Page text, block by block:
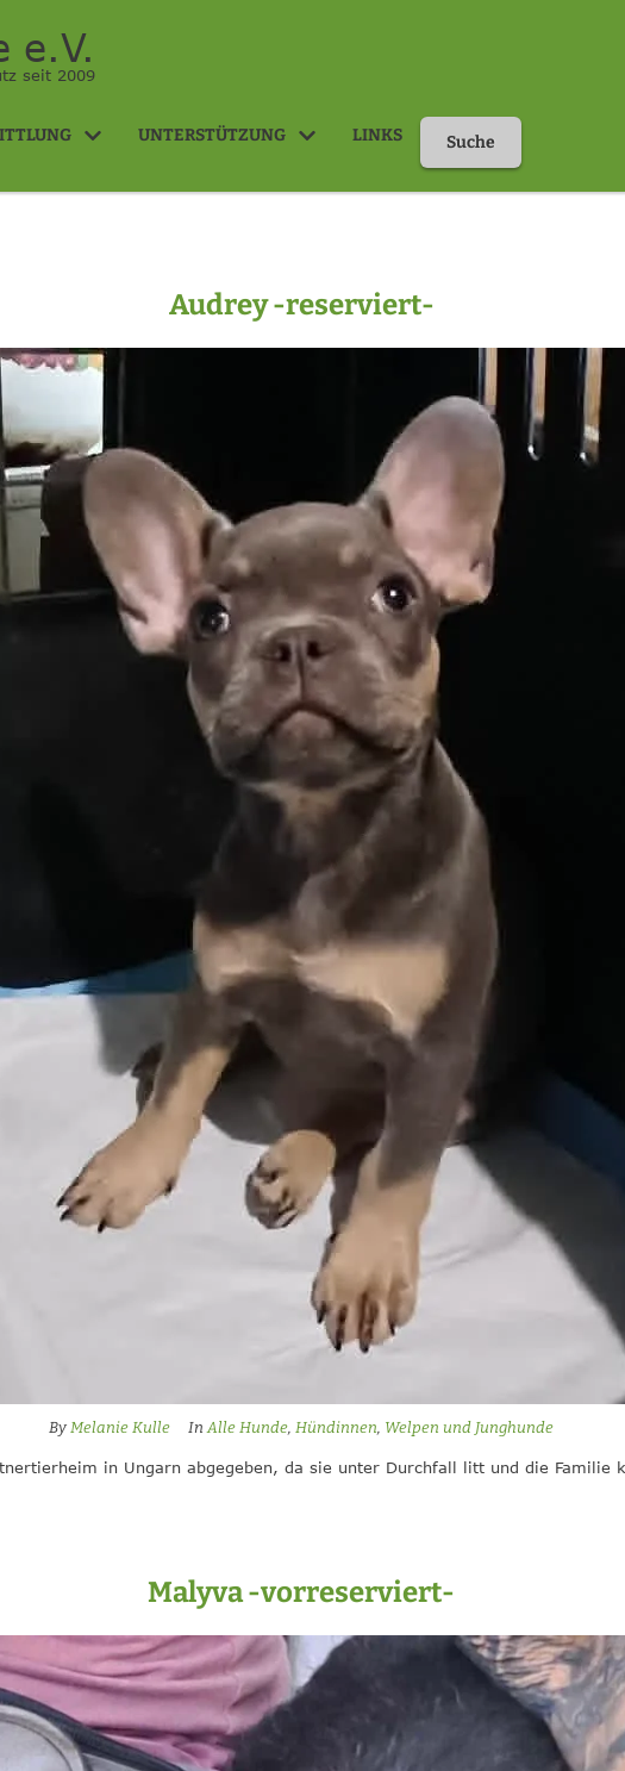
e.V.
seit 2009
UNTERSTÜTZUNG LINKS Suche
Audrey -reserviert-
By Melanie Kulle InAlle Hunde, Hündinnen, Welpen und Junghunde
in Ungarn abgegeben, da sie unter Durchfall litt und die Familie
Malyva -vorreserviert-